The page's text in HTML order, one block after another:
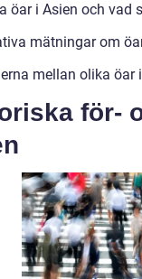
öar i Asien och vad
mätningar om
mellan olika öar
för-